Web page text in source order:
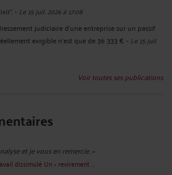
- Le 15 juil. 2026 à 17:08
judiciaire d'une entreprise sur un passif
exigible n'est que de 36 333 €.- Le 15 juil.
Voir toutes ses publications
et je vous en remercie. »
dissimulé Un « revirement ...